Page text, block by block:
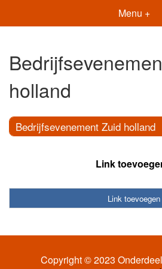
Menu +
holland
Bedrijfsevenement Zuid holland
Link
Link toevoegen
Copyright © 2023